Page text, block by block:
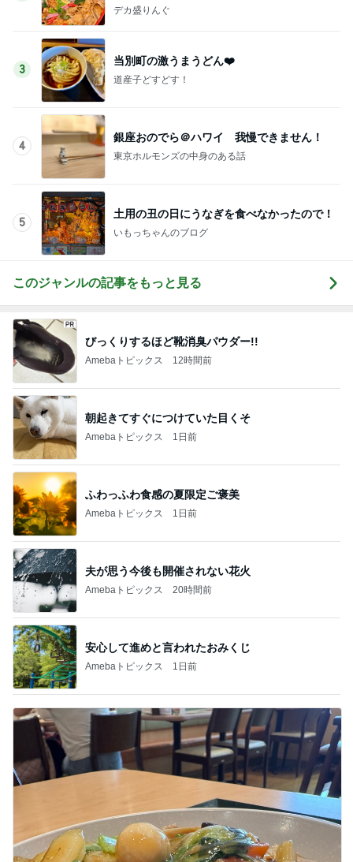
た…！〜花藤食堂さん〜
デカ盛りんぐ
3
当別町の激うまうどん❤️
道産子どすどす！
4
銀座おのでら＠ハワイ 我慢できません！
東京ホルモンズの中身のある話
5
土用の丑の日にうなぎを食べなかったので！
いもっちゃんのブログ
このジャンルの記事をもっと見る
びっくりするほど靴消臭パウダー!!
Amebaトピックス 12時間前
朝起きてすぐにつけていた目くそ
Amebaトピックス 1日前
ふわっふわ食感の夏限定ご褒美
Amebaトピックス 1日前
夫が思う今後も開催されない花火
Amebaトピックス 20時間前
安心して進めと言われたおみくじ
Amebaトピックス 1日前